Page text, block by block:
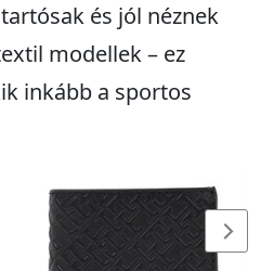
és jól néznek
modellek – ez
inkább a sportos